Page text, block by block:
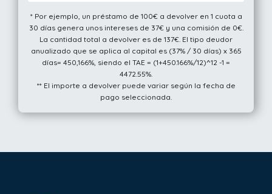
* Por ejemplo, un préstamo de 100€ a devolver en 1 cuota a
30 días genera unos intereses de 37€ y una comisión de 0€.
La cantidad total a devolver es de 137€. El tipo deudor
anualizado que se aplica al capital es (37% / 30 días) x 365
días= 450,166%, siendo el TAE = (1+450.166%/12)^12 -1 =
4472.55%.
** El importe a devolver puede variar según la fecha de
pago seleccionada.